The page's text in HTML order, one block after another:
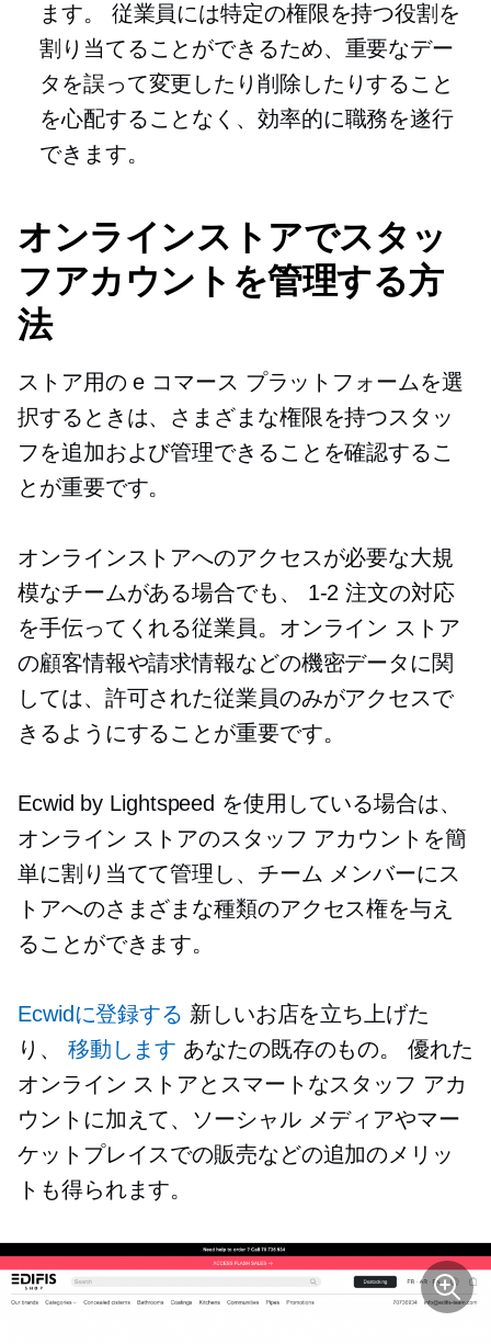
ます。 従業員には特定の権限を持つ役割を
割り当てることができるため、重要なデー
タを誤って変更したり削除したりすること
を心配することなく、効率的に職務を遂行
できます。
オンラインストアでスタッ
フアカウントを管理する方
法
ストア用の e コマース プラットフォームを選
択するときは、さまざまな権限を持つスタッ
フを追加および管理できることを確認するこ
とが重要です。
オンラインストアへのアクセスが必要な大規
模なチームがある場合でも、 1-2 注文の対応
を手伝ってくれる従業員。オンライン ストア
の顧客情報や請求情報などの機密データに関
しては、許可された従業員のみがアクセスで
きるようにすることが重要です。
Ecwid by Lightspeed を使用している場合は、
オンライン ストアのスタッフ アカウントを簡
単に割り当てて管理し、チーム メンバーにス
トアへのさまざまな種類のアクセス権を与え
ることができます。
Ecwidに登録する 新しいお店を立ち上げた
り、 移動します あなたの既存のもの。 優れた
オンライン ストアとスマートなスタッフ アカ
ウントに加えて、ソーシャル メディアやマー
ケットプレイスでの販売などの追加のメリッ
トも得られます。